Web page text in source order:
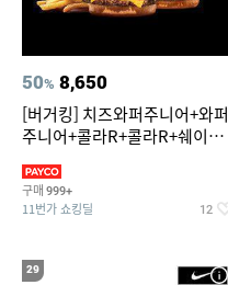
50% 8,650
[버거킹] 치즈와퍼주니어+와퍼
주니어+콜라R+콜라R+쉐이킹
구매 999+
11번가 쇼킹딜 12
29